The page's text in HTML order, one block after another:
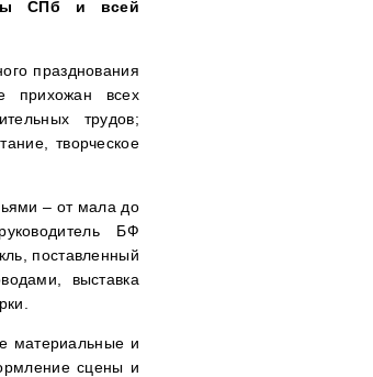
СПб и всей
празднования
прихожан всех
трудов;
творческое
– от мала до
БФ
поставленный
выставка
материальные и
сцены и